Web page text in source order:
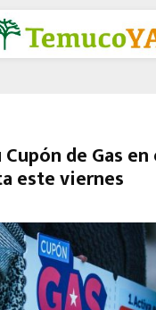
de Gas
este viernes